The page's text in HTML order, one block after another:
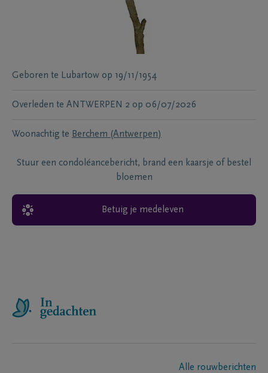
Geboren te Lubartow op 19/11/1954
Overleden te ANTWERPEN 2 op 06/07/2026
Woonachtig te Berchem (Antwerpen)
Stuur een condoléancebericht, brand een kaarsje of bestel
bloemen
Betuig je medeleven
Alle rouwberichten